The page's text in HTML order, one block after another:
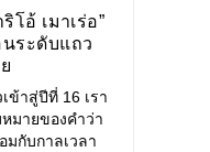
โอ้ เมาเร่อ”
ระดับแถว
ข้าสู่ปีที่ 16 เรา
มายของคำว่า
มกับกาลเวลา